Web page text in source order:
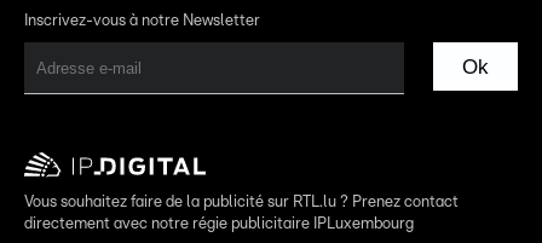
Inscrivez-vous à notre Newsletter
Ok
Vous souhaitez faire de la publicité sur RTL.lu ? Prenez contact
directement avec notre régie publicitaire IPLuxembourg